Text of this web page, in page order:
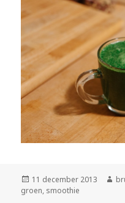
Geplaatst
op
11 december 2013
groen, smoothie